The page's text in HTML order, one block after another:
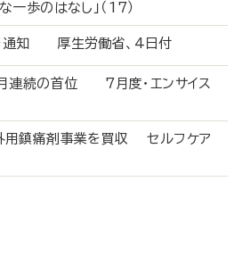
歩のはなし」（17）
通知 厚生労働省、4日付
月連続の首位 7月度・エンサイス
用鎮痛剤事業を買収 セルフケア